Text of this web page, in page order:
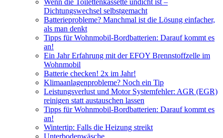
Dichtungswechsel selbstgemacht
Batterieprobleme? Manchmal ist die Lösung einfacher,
als man denkt
Tipps für Wohnmobil-Bordbatterien: Darauf kommt es
an!
Ein Jahr Erfahrung mit der EFOY Brennstoffzelle im
Wohnmobil
Batterie checken! 2x im Jahr!
Klimaanlagenprobleme? Noch ein Tip
Leistungsverlust und Motor Systemfehler: AGR (EGR)
reinigen statt austauschen lassen
Tipps für Wohnmobil-Bordbatterien: Darauf kommt es
an!
Wintertip: Falls die Heizung streikt
Unterbodenwäsche